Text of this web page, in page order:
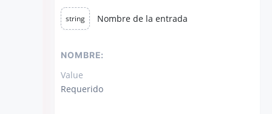
string Nombre de la entrada
NOMBRE:
Value
Requerido